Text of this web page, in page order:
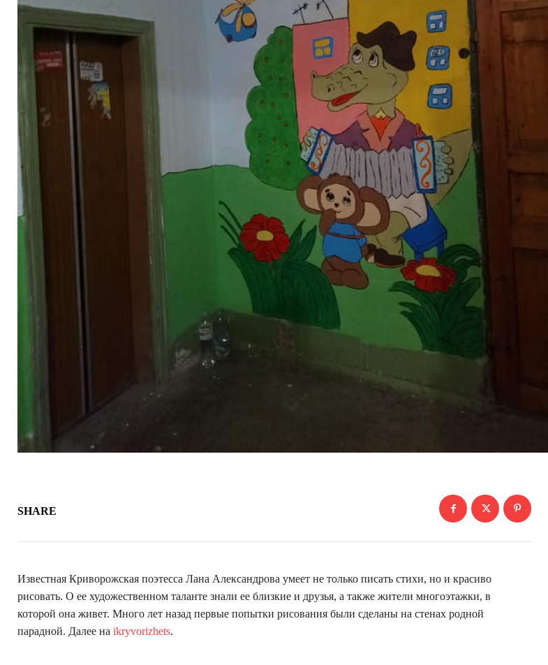
SHARE
Известная Криворожская поэтесса Лана Александрова умеет не только писать стихи, но и красиво
рисовать. О ее художественном таланте знали ее близкие и друзья, а также жители многоэтажки, в
которой она живет. Много лет назад первые попытки рисования были сделаны на стенах родной
парадной. Далее на ikryvorizhets.